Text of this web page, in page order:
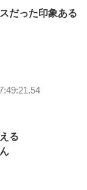
だった印象ある
る